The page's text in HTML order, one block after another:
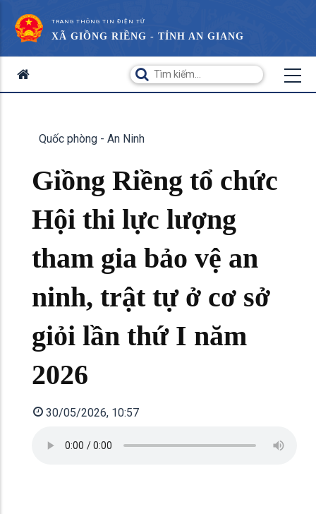
TRANG THÔNG TIN ĐIỆN TỬ
XÃ GIỒNG RIỀNG - TỈNH AN GIANG
Quốc phòng - An Ninh
Giồng Riềng tổ chức
Hội thi lực lượng
tham gia bảo vệ an
ninh, trật tự ở cơ sở
giỏi lần thứ I năm
2026
30/05/2026, 10:57